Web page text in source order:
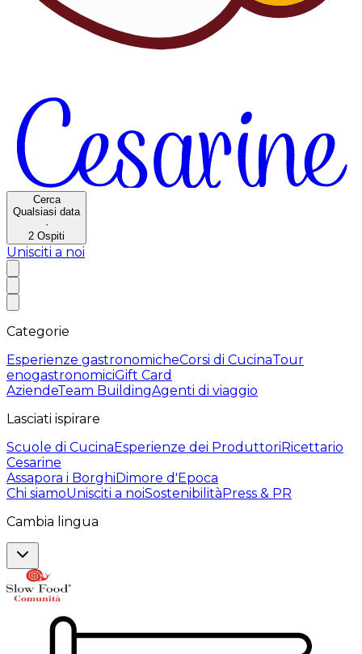
Cerca
Qualsiasi data
·
2 Ospiti
Unisciti a noi
Categorie
Esperienze gastronomicheCorsi di CucinaTour
enogastronomiciGift Card
AziendeTeam BuildingAgenti di viaggio
Lasciati ispirare
Scuole di CucinaEsperienze dei ProduttoriRicettario
Cesarine
Assapora i BorghiDimore d'Epoca
Chi siamoUnisciti a noiSostenibilitàPress & PR
Cambia lingua